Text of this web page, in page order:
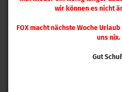
wir können es nicht
FOX macht nächste Woche
uns nix.
Gut